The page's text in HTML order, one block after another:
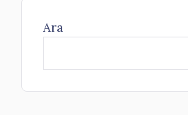
Ara